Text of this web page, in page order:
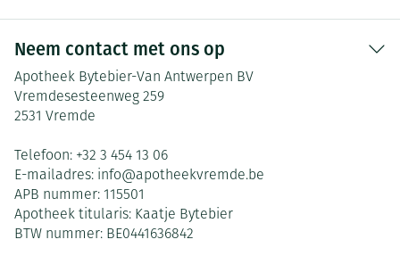
Neem contact met ons op
Apotheek Bytebier-Van Antwerpen BV
Vremdesesteenweg 259
2531 Vremde
Telefoon: +32 3 454 13 06
E-mailadres: info@apotheekvremde.be
APB nummer: 115501
Apotheek titularis: Kaatje Bytebier
BTW nummer: BE0441636842